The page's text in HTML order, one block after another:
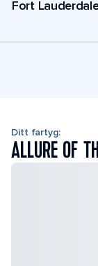
Fort
Ditt fartyg:
ALLURE OF